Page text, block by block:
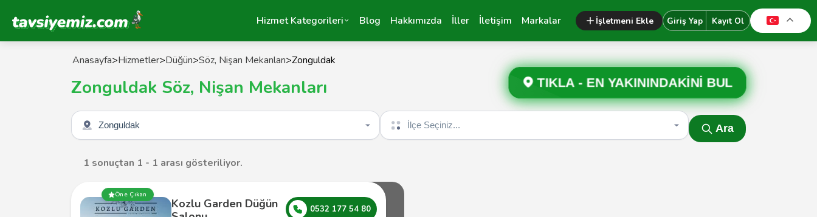
Tavsiyemiz Anasayfa Hizmet Kategorileri Blog Hakkımızda İller İletişim Markalar İşletmeni Ekle Giriş Yap Kayıt Ol
Anasayfa>Hizmetler>Düğün>Söz, Nişan Mekanları>Zonguldak
Zonguldak Söz, Nişan Mekanları TIKLA - EN YAKININDAKİNİ BUL
Şehir seçin İlçe seçin
Ara
1 sonuçtan 1 - 1 arası gösteriliyor.
Öne Çıkan
Kozlu Garden Düğün
0532 177 54 80